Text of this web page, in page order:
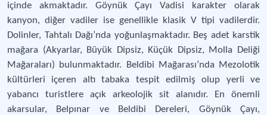
içinde akmaktadır. Göynük Çayı Vadisi karakter olarak
kanyon, diğer vadiler ise genellikle klasik V tipi vadilerdir.
Dolinler, Tahtalı Dağı’nda yoğunlaşmaktadır. Beş adet karstik
mağara (Akyarlar, Büyük Dipsiz, Küçük Dipsiz, Molla Deliği
Mağaraları) bulunmaktadır. Beldibi Mağarası’nda Mezolotik
kültürleri içeren altı tabaka tespit edilmiş olup yerli ve
yabancı turistlere açık arkeolojik sit alanıdır. En önemli
akarsular, Belpınar ve Beldibi Dereleri, Göynük Çayı,